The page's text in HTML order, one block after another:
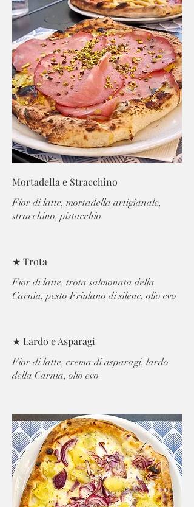
Mortadella e Stracchino
Fior di latte, mortadella artigianale,
stracchino, pistacchio
★ Trota
Fior di latte, trota salmonata della
Carnia, pesto Friulano di silene, olio evo
★ Lardo e Asparagi
Fior di latte, crema di asparagi, lardo
della Carnia, olio evo